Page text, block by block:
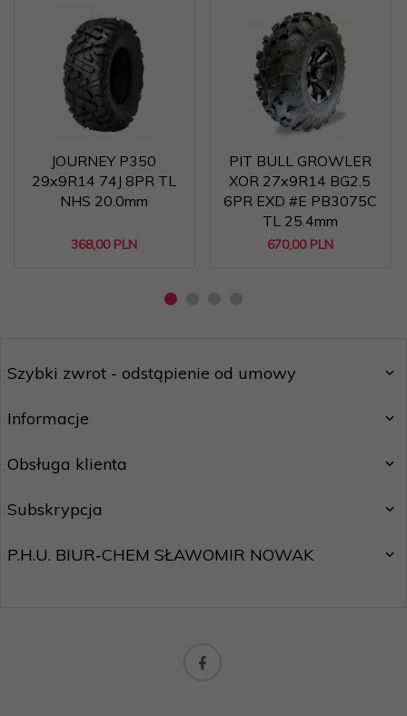
JOURNEY P350
29x9R14 74J 8PR TL
NHS 20.0mm
368,00 PLN
PIT BULL GROWLER
XOR 27x9R14 BG2.5
6PR EXD #E PB3075C
TL 25.4mm
670,00 PLN
Szybki zwrot - odstąpienie od umowy
Informacje
Obsługa klienta
Subskrypcja
P.H.U. BIUR-CHEM SŁAWOMIR NOWAK